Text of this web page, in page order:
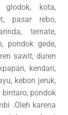
glodok, kota,
pasar rebo,
ternate,
pondok gede,
sawit, duren
kendari,
kebon jeruk,
bintaro, pondok
.Oleh karena